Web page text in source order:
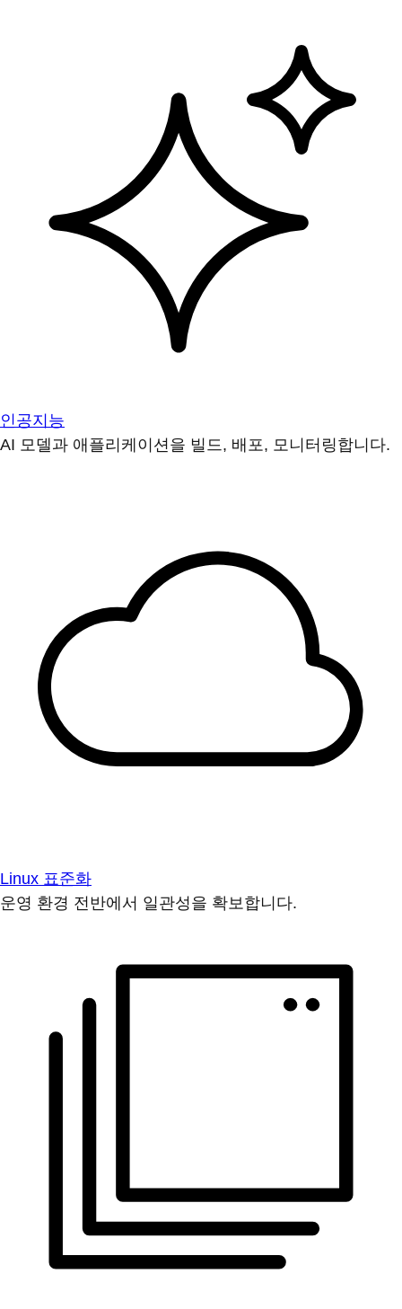
인공지능
AI 모델과 애플리케이션을 빌드, 배포, 모니터링합니다.
Linux 표준화
운영 환경 전반에서 일관성을 확보합니다.